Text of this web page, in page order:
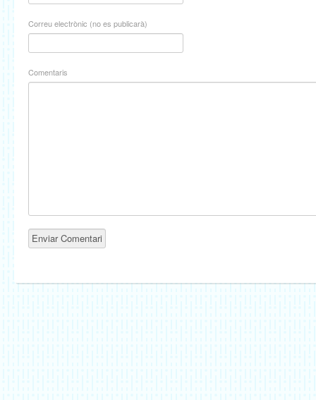
Correu electrònic (no es publicarà)
Comentaris